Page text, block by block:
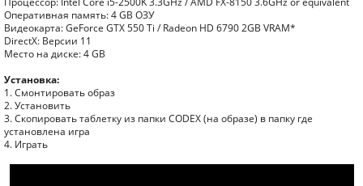
Оперативная память: 4 GB ОЗУ
Видеокарта: GeForce GTX 550 Ti / Radeon HD 6790 2GB VRAM*
DirectX: Версии 11
Место на диске: 4 GB
Установка:
1. Смонтировать образ
2. Установить
3. Скопировать таблетку из папки CODEX (на образе) в папку где
установлена игра
4. Играть